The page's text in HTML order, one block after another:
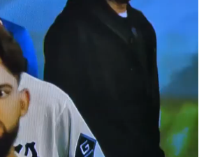
ール」【海外の反応】
明「隠す気もないんだなｗ」
に米国人が大喜び
たディズニー信者、帰国後『本家』に
へ！最大1000kmの航続距離や超高速